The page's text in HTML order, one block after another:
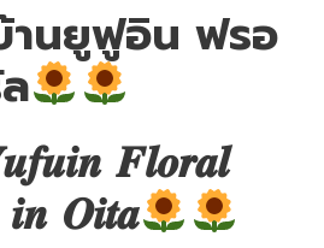
านยูฟูอิน ฟรอ
𝑭𝒍𝒐𝒓𝒂𝒍
𝒊𝒏 𝑶𝒊𝒕𝒂